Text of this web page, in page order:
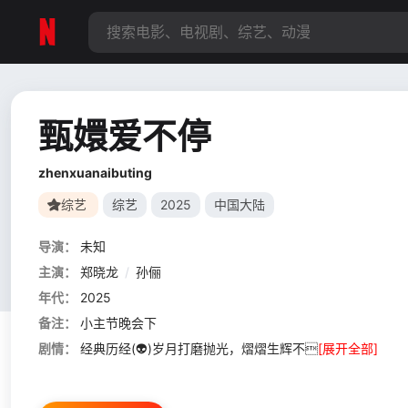
甄嬛爱不停
zhenxuanaibuting
综艺 综艺 2025 中国大陆
导演：
未知
主演：
郑晓龙 / 孙俪
年代：
2025
备注：
小主节晚会下
剧情：
经典历经(👽)岁月打磨抛光，熠熠生辉不[展开全部]